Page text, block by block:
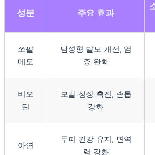
성분 주요 효과
쏘팔
메토
남성형 탈모 개선, 염
증 완화
비오
틴
모발 성장 촉진, 손톱
강화
아연
두피 건강 유지, 면역
력 강화